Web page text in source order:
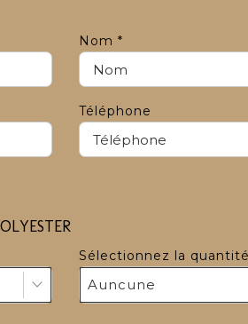
Nom *
Téléphone
Sélectionnez la quantité
Auncune